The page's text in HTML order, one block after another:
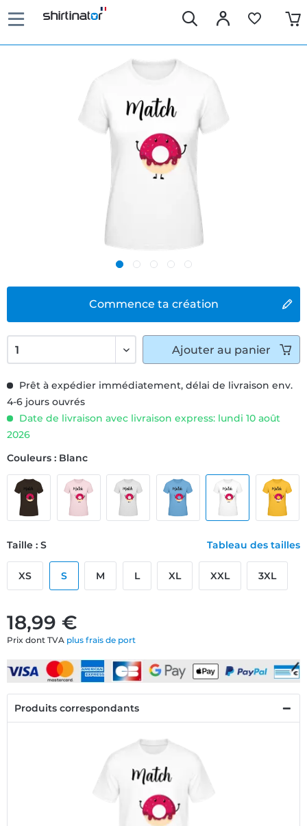
Commence ta création
18,99 €
Prix dont TVA plus frais de port
Prêt à expédier immédiatement, délai de livraison env.
4-6 jours ouvrés
Date de livraison avec livraison express: lundi 10 août
2026
Couleurs : Blanc
Taille : S Tableau des tailles
XS S M L XL XXL 3XL
Ajouter au panier
Produits correspondants